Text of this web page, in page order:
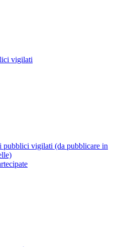
vigilati
pubblici vigilati (da pubblicare in